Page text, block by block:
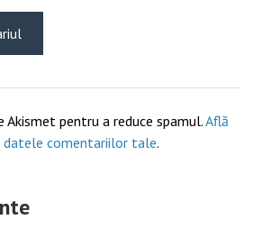
pentru a reduce spamul.Află
datele comentariilor tale.